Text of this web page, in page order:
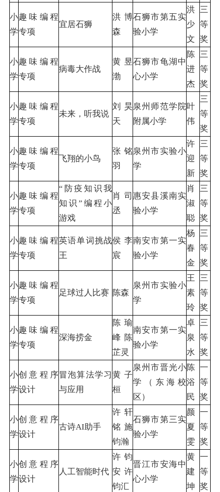
小
学
趣味编程
专项
宜居石狮
洪博
森
石狮市第五实
验小学
洪
少
文
三
等
奖
小
学
趣味编程
专项
病毒大作战
黄昱
渤
石狮市龟湖中
心小学
陈
进
杰
三
等
奖
小
学
趣味编程
专项
未来，听我说
刘昊
天
泉州师范学院
附属小学
叶
伟
三
等
奖
小
学
趣味编程
专项
飞翔的小鸟
张铭
羽
泉州市实验小
学
许
迎
新
三
等
奖
小
学
趣味编程
专项
“防疫知识我
知识”编程小
游戏
肖司
丞
惠安县溪南实
验小学
肖
淑
聪
三
等
奖
小
学
趣味编程
专项
英语单词挑战
王
侯李
宸
南安市第一实
验小学
杨
春
金
三
等
奖
小
学
趣味编程
专项
足球过人比赛 陈森
泉州市实验小
学
王
素
玲
三
等
奖
小
学
趣味编程
专项
深海捞金
陈瑜
峰 陈
芷灵
南安市第一实
验小学
卓
泉
水
三
等
奖
小
学
创意程序
设计
冒泡算法学习
与应用
黄子
桓
泉州市晋光小
学（东海校
区）
陈
浴
民
一
等
奖
小
学
创意程序
设计
古诗AI助手
许轩
铭 施
钧瀚
石狮市第三实
验小学
颜
夏
雯
一
等
奖
小
学
创意程序
设计
人工智能时代
许钧
安 许
钧汇
晋江市安海中
心小学
黄
建
坤
一
等
奖